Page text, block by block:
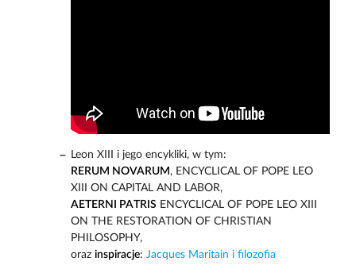
Leon XIII i jego encykliki, w tym:
RERUM NOVARUM , ENCYCLICAL OF POPE LEO
XIII ON CAPITAL AND LABOR,
AETERNI PATRIS ENCYCLICAL OF POPE LEO XIII
ON THE RESTORATION OF CHRISTIAN
PHILOSOPHY,
oraz inspiracje: Jacques Maritain i filozofia